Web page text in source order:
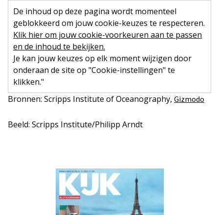
De inhoud op deze pagina wordt momenteel
geblokkeerd om jouw cookie-keuzes te respecteren.
Klik hier om jouw cookie-voorkeuren aan te passen
en de inhoud te bekijken.
Je kan jouw keuzes op elk moment wijzigen door
onderaan de site op "Cookie-instellingen" te
klikken."
Bronnen: Scripps Institute of Oceanography, Gizmodo
Beeld: Scripps Institute/Philipp Arndt